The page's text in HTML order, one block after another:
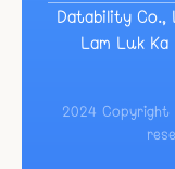
Guide
Event
Datability Co.,
Lam Luk
2024 Copyright